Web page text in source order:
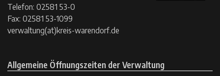
Telefon: 02581 53-0
Fax: 02581 53-1099
verwaltung(at)kreis-warendorf.de
Allgemeine Öffnungszeiten der Verwaltung